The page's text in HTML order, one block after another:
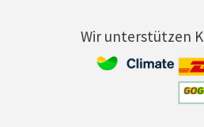
Wir unterstützen